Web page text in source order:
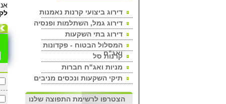
דירוג ביצועי קרנות נאמנות
דירוג גמל, השתלמות ופנסיה
דירוג בתי השקעות
המסלול הבטוח - פקדונות
ואג"ח
קרנות סל
מניות ואג"ח חברות
תיקי השקעות ונכסים מניבים
הצטרפו לרשימת התפוצה שלנו